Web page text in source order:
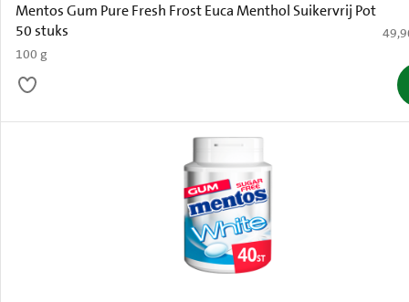
Mentos Gum Pure Fresh Frost Euca Menthol Suikervrij Pot
50 stuks
100 g
€